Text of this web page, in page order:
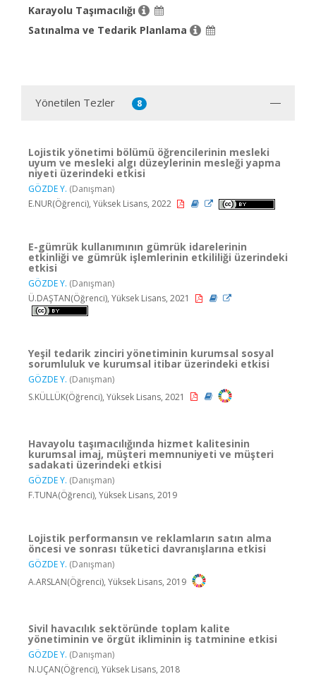
Karayolu Taşımacılığı
Satınalma ve Tedarik Planlama
Yönetilen Tezler 8
Lojistik yönetimi bölümü öğrencilerinin mesleki
uyum ve mesleki algı düzeylerinin mesleği yapma
niyeti üzerindeki etkisi
GÖZDE Y. (Danışman)
E.NUR(Öğrenci), Yüksek Lisans, 2022
E-gümrük kullanımının gümrük idarelerinin
etkinliği ve gümrük işlemlerinin etkililiği üzerindeki
etkisi
GÖZDE Y. (Danışman)
Ü.DAŞTAN(Öğrenci), Yüksek Lisans, 2021
Yeşil tedarik zinciri yönetiminin kurumsal sosyal
sorumluluk ve kurumsal itibar üzerindeki etkisi
GÖZDE Y. (Danışman)
S.KÜLLÜK(Öğrenci), Yüksek Lisans, 2021
Havayolu taşımacılığında hizmet kalitesinin
kurumsal imaj, müşteri memnuniyeti ve müşteri
sadakati üzerindeki etkisi
GÖZDE Y. (Danışman)
F.TUNA(Öğrenci), Yüksek Lisans, 2019
Lojistik performansın ve reklamların satın alma
öncesi ve sonrası tüketici davranışlarına etkisi
GÖZDE Y. (Danışman)
A.ARSLAN(Öğrenci), Yüksek Lisans, 2019
Sivil havacılık sektöründe toplam kalite
yönetiminin ve örgüt ikliminin iş tatminine etkisi
GÖZDE Y. (Danışman)
N.UÇAN(Öğrenci), Yüksek Lisans, 2018